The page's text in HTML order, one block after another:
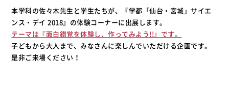
本学科の佐々木先生と学生たちが、『学都「仙台・宮城」サイエ
ンス・デイ 2018』の体験コーナーに出展します。
テーマは『面白錯覚を体験し、作ってみよう!!』です。
子どもから大人まで、みなさんに楽しんでいただける企画です。
是非ご来場ください！